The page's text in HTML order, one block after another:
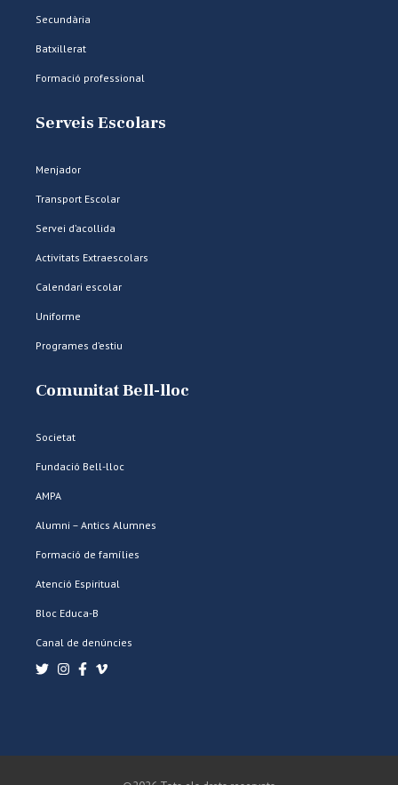
Secundària
Batxillerat
Formació professional
Serveis Escolars
Menjador
Transport Escolar
Servei d’acollida
Activitats Extraescolars
Calendari escolar
Uniforme
Programes d’estiu
Comunitat Bell-lloc
Societat
Fundació Bell-lloc
AMPA
Alumni – Antics Alumnes
Formació de famílies
Atenció Espiritual
Bloc Educa-B
Canal de denúncies